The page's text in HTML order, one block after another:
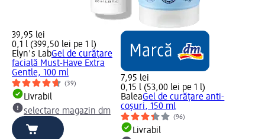
39,95 lei
0,1 l (399,50 lei pe 1 l)
Elyn's LabGel de curățare
facială Must-Have Extra
Gentle, 100 ml
(39)
Livrabil
selectare magazin dm
7,95 lei
0,15 l (53,00 lei pe 1 l)
BaleaGel de curățare anti-
coșuri, 150 ml
(96)
Livrabil